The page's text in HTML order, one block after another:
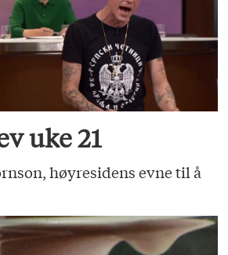
uke 21
høyresidens evne til å